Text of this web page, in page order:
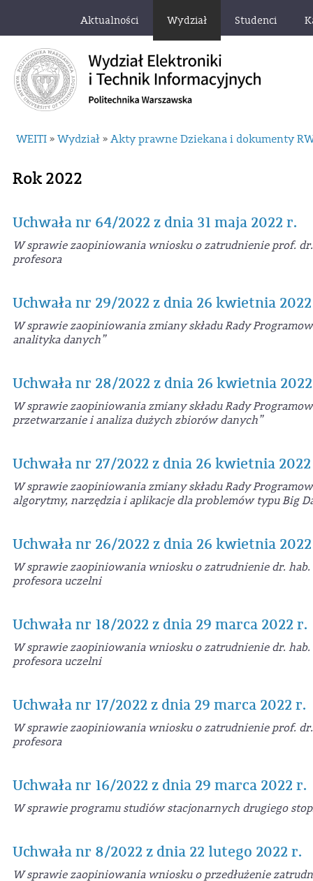
Aktualności Wydział Studenci
WEITI » Wydział » Akty prawne Dziekana i dokumenty
Rok 2022
Uchwała nr 64/2022 z dnia 31 maja 2022 r.
W sprawie zaopiniowania wniosku o zatrudnienie prof.
profesora
Uchwała nr 29/2022 z dnia 26 kwietnia
W sprawie zaopiniowania zmiany składu Rady
analityka danych”
Uchwała nr 28/2022 z dnia 26 kwietnia
W sprawie zaopiniowania zmiany składu Rady
przetwarzanie i analiza dużych zbiorów danych”
Uchwała nr 27/2022 z dnia 26 kwietnia
W sprawie zaopiniowania zmiany składu Rady
algorytmy, narzędzia i aplikacje dla problemów typu Big
Uchwała nr 26/2022 z dnia 26 kwietnia
W sprawie zaopiniowania wniosku o zatrudnienie dr.
profesora uczelni
Uchwała nr 18/2022 z dnia 29 marca 2022 r.
W sprawie zaopiniowania wniosku o zatrudnienie dr.
profesora uczelni
Uchwała nr 17/2022 z dnia 29 marca 2022 r.
W sprawie zaopiniowania wniosku o zatrudnienie prof.
profesora
Uchwała nr 16/2022 z dnia 29 marca 2022 r.
W sprawie programu studiów stacjonarnych drugiego
Uchwała nr 8/2022 z dnia 22 lutego 2022 r.
W sprawie zaopiniowania wniosku o przedłużenie